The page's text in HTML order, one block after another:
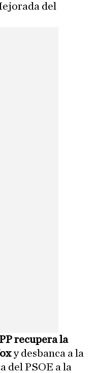
del
recupera la
y desbanca a la
del PSOE a la